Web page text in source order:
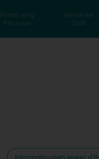
Fannt eng
Persoun
Reverse
Sich